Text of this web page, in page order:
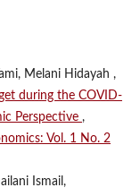
Melani Hidayah ,
during the COVID-
Perspective ,
Vol. 1 No. 2
Ismail,